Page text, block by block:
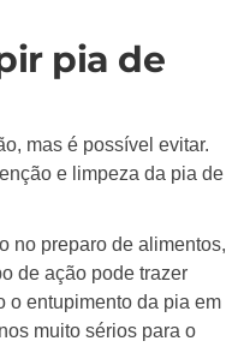
pia de
mas é possível evitar.
e limpeza da pia de
no preparo de alimentos,
de ação pode trazer
o entupimento da pia em
muito sérios para o